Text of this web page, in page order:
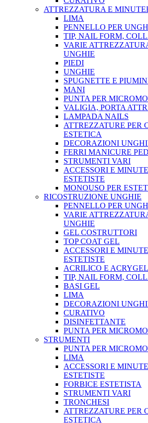
ATTREZZATURA E
LIMA
PENNELLO PER
TIP, NAIL FORM,
VARIE
UNGHIE
PIEDI
UNGHIE
SPUGNETTE E
MANI
PUNTA PER
VALIGIA, PORTA
LAMPADA NAILS
ATTREZZATURE PER
ESTETICA
DECORAZIONI
FERRI MANICURE
STRUMENTI VARI
ACCESSORI E
ESTETISTE
MONOUSO PER
RICOSTRUZIONE UNGHIE
PENNELLO PER
VARIE
UNGHIE
GEL COSTRUTTORI
TOP COAT GEL
ACCESSORI E
ESTETISTE
ACRILICO E ACRYGEL
TIP, NAIL FORM,
BASI GEL
LIMA
DECORAZIONI
CURATIVO
DISINFETTANTE
PUNTA PER
STRUMENTI
PUNTA PER
LIMA
ACCESSORI E
ESTETISTE
FORBICE ESTETISTA
STRUMENTI VARI
TRONCHESI
ATTREZZATURE PER
ESTETICA